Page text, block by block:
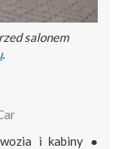
salonem
.
i kabiny ●